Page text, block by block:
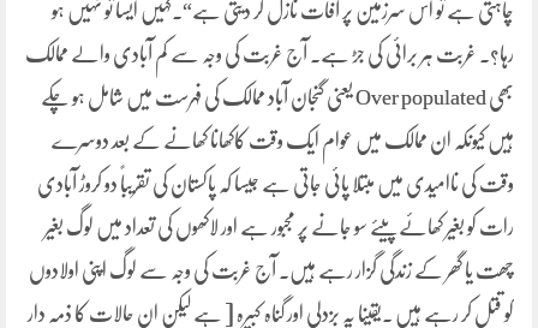
چاہتی ہے تو اس سرزمین پر آفات نازل کر دیتی ہے“۔کہیں ایسا تو نہیں ہو
رہا؟۔ غربت ہر برائی کی جڑ ہے۔ آج غربت کی وجہ سے کم آبادی والے ممالک
بھی Over populated یعنی گنجان آباد ممالک کی فہرست میں شامل ہو چکے
ہیں کیونکہ ان ممالک میں عوام ایک وقت کاکھانا کھانے کے بعد دوسرے
وقت کی ناامیدی میں مبتلا پائی جاتی ہے جیسا کہ پاکستان کی تقریباً دو کروڑ آبادی
رات کو بغیر کھائے پیئے سو جانے پر مجبور ہے اور لاکھوں کی تعداد میں لوگ بغیر
چھت یا گھر کے زندگی گزار رہے ہیں۔ آج غربت کی وجہ سے لوگ اپنی اولادوں
کو قتل کر رہے ہیں ۔یقینا یہ بزدلی اور گناہ کبیرہ [ ہے لیکن ان حالات کا ذمہ دار